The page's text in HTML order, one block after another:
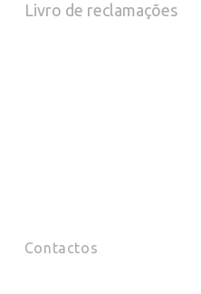
Livro de reclamações
Contactos